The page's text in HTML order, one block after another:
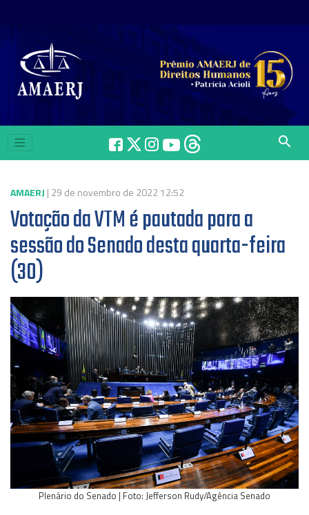
search
AMAERJ | 29 de novembro de 2022 12:52
Votação da VTM é pautada para a
sessão do Senado desta quarta-feira
(30)
Plenário do Senado | Foto: Jefferson Rudy/Agência Senado